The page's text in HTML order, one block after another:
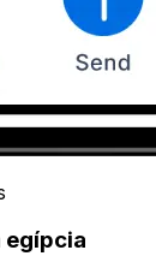
egípcia